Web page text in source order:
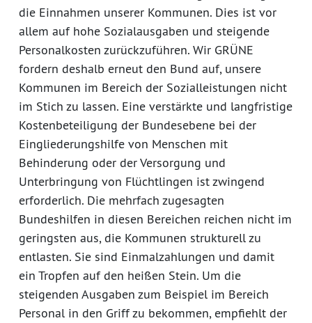
die Einnahmen unserer Kommunen. Dies ist vor
allem auf hohe Sozialausgaben und steigende
Personalkosten zurückzuführen. Wir GRÜNE
fordern deshalb erneut den Bund auf, unsere
Kommunen im Bereich der Sozialleistungen nicht
im Stich zu lassen. Eine verstärkte und langfristige
Kostenbeteiligung der Bundesebene bei der
Eingliederungshilfe von Menschen mit
Behinderung oder der Versorgung und
Unterbringung von Flüchtlingen ist zwingend
erforderlich. Die mehrfach zugesagten
Bundeshilfen in diesen Bereichen reichen nicht im
geringsten aus, die Kommunen strukturell zu
entlasten. Sie sind Einmalzahlungen und damit
ein Tropfen auf den heißen Stein. Um die
steigenden Ausgaben zum Beispiel im Bereich
Personal in den Griff zu bekommen, empfiehlt der